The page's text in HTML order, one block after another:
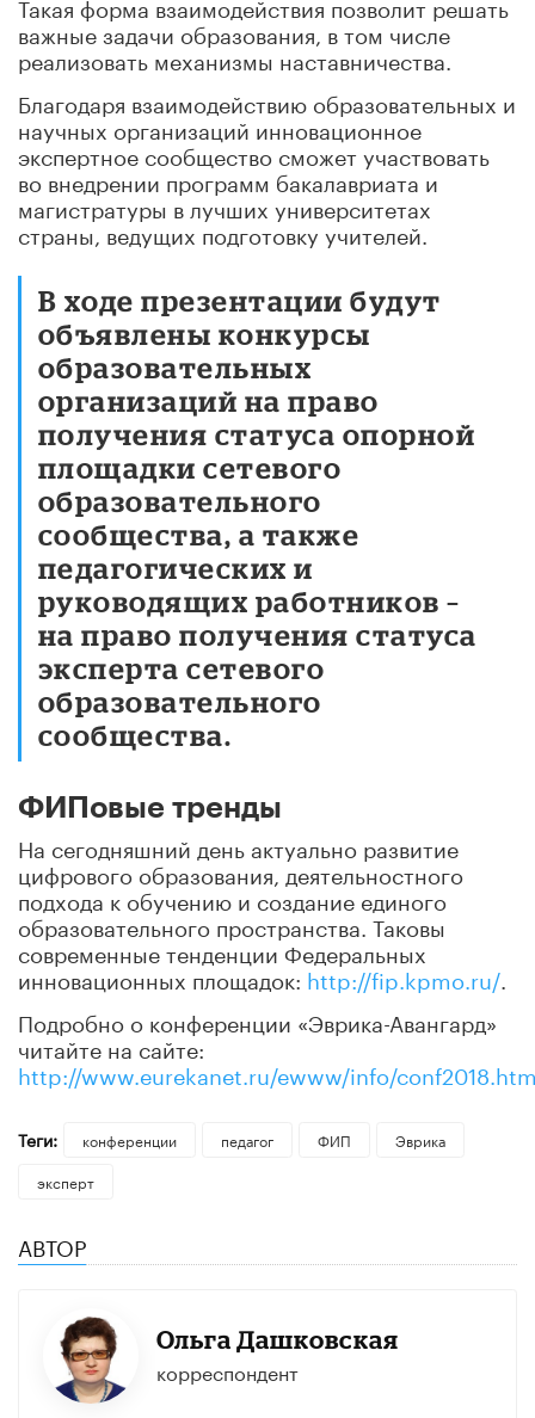
важные задачи образования, в том числе
реализовать механизмы наставничества.
Благодаря взаимодействию образовательных и
научных организаций инновационное
экспертное сообщество сможет участвовать
во внедрении программ бакалавриата и
магистратуры в лучших университетах
страны, ведущих подготовку учителей.
В ходе презентации будут
объявлены конкурсы
образовательных
организаций на право
получения статуса опорной
площадки сетевого
образовательного
сообщества, а также
педагогических и
руководящих работников –
на право получения статуса
эксперта сетевого
образовательного
сообщества.
ФИПовые тренды
На сегодняшний день актуально развитие
цифрового образования, деятельностного
подхода к обучению и создание единого
образовательного пространства. Таковы
современные тенденции Федеральных
инновационных площадок: http://fip.kpmo.ru/
Подробно о конференции «Эврика-Авангард»
читайте на сайте:
http://www.eurekanet.ru/ewww/info/
Теги: конференции педагог ФИП
Эврика
эксперт
АВТОР
Ольга Дашковская
корреспондент